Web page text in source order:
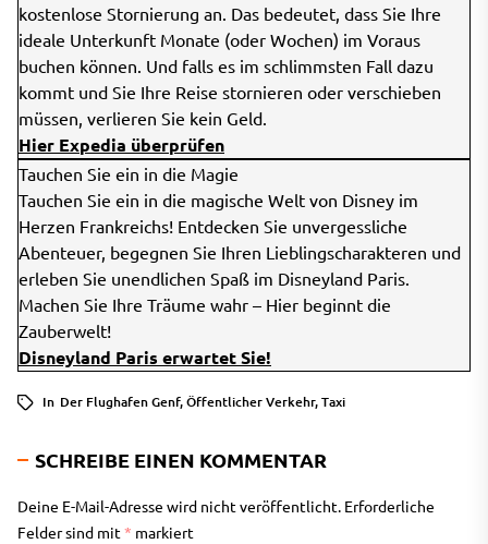
kostenlose Stornierung an. Das bedeutet, dass Sie Ihre
ideale Unterkunft Monate (oder Wochen) im Voraus
buchen können. Und falls es im schlimmsten Fall dazu
kommt und Sie Ihre Reise stornieren oder verschieben
müssen, verlieren Sie kein Geld.
Hier Expedia überprüfen
Tauchen Sie ein in die Magie
Tauchen Sie ein in die magische Welt von Disney im
Herzen Frankreichs! Entdecken Sie unvergessliche
Abenteuer, begegnen Sie Ihren Lieblingscharakteren und
erleben Sie unendlichen Spaß im Disneyland Paris.
Machen Sie Ihre Träume wahr – Hier beginnt die
Zauberwelt!
Disneyland Paris erwartet Sie!
In Der Flughafen Genf,Öffentlicher Verkehr,Taxi
SCHREIBE EINEN KOMMENTAR
Deine E-Mail-Adresse wird nicht veröffentlicht. Erforderliche
Felder sind mit* markiert